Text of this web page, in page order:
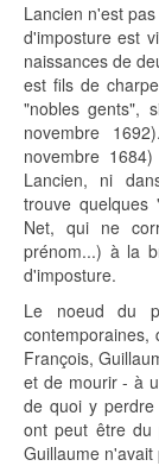
Lancien n'est
d'imposture est
naissances de
est fils de
"nobles gents",
novembre
novembre
Lancien, ni
trouve quelques
Net, qui ne
prénom...) à la
d'imposture.
Le noeud du
contemporaines,
François,
et de mourir - à
de quoi y
ont peut être du
Guillaume